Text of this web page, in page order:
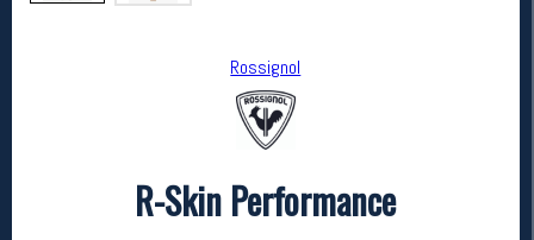
Rossignol
R-Skin Performance
Rossignol